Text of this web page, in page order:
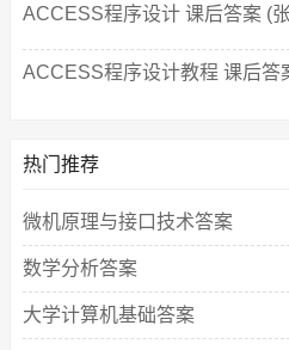
ACCESS程序设计 课后答案 (
ACCESS程序设计教程 课后答
热门推荐
微机原理与接口技术答案
数学分析答案
大学计算机基础答案